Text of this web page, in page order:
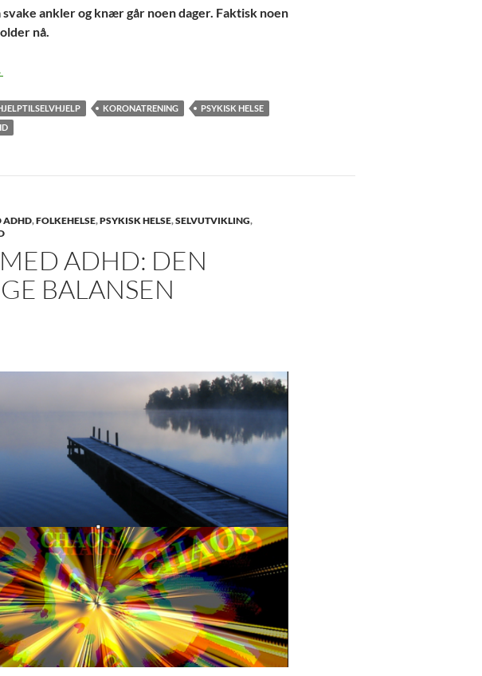
ankler og knær går noen dager. Faktisk noen
nå.
trening er oppskrytt!
KORONATRENING
PSYKISK HELSE
ADHD,FOLKEHELSE,PSYKISK HELSE,SELVUTVIKLING,
ADHD: DEN
BALANSEN